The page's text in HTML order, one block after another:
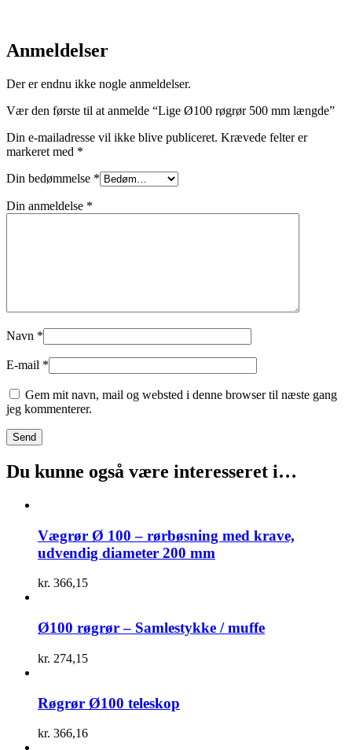
Anmeldelser
Der er endnu ikke nogle anmeldelser.
Vær den første til at anmelde “Lige Ø100 røgrør 500 mm længde”
Din e-mailadresse vil ikke blive publiceret. Krævede felter er
markeret med *
Din bedømmelse *
Din anmeldelse *
Navn *
E-mail *
Gem mit navn, mail og websted i denne browser til næste gang
jeg kommenterer.
Du kunne også være interesseret i…
Vægrør Ø 100 – rørbøsning med krave,
udvendig diameter 200 mm
kr. 366,15
Ø100 røgrør – Samlestykke / muffe
kr. 274,15
Røgrør Ø100 teleskop
kr. 366,16